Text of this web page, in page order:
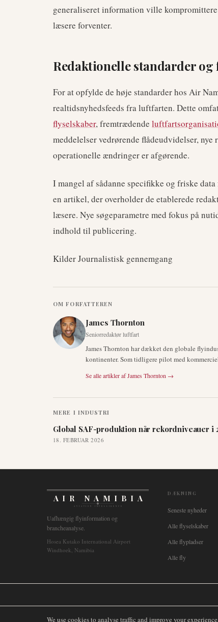
generaliseret information ville
læsere forventer.
Redaktionelle standarder
For at opfylde de høje standarder hos Air
realtidsnyhedsfeeds fra luftfarten. Dette
flyselskaber, fremtrædende
meddelelser vedrørende flådeudvidelser,
operationelle ændringer er afgørende.
I mangel af sådanne specifikke og friske
en artikel, der overholder de etablerede
læsere. Nye søgeparametre med fokus på
indhold til publicering.
Kilder Journalistisk gennemgang
OM FORFATTEREN
James Thornton
Seniorredaktør luftfart
James Thornton har dækket den globale
kontinenter. Som tidligere pilot med
Se alle artikler afJames Thornton →
MERE I INDUSTRI
Global SAF-produktion når rekordniveauer i
18. FEBRUAR 2026
AIR NAMIBIA
AVIATION INTELLIGENCE
Uafhængig flyinformation og
brancheanalyse.
Hosea Kutako International Airport
Windhoek, Namibia
DÆKNING
Seneste nyheder
Alle flyselskaber
Alle flypladser
Alle fly
We use cookies to analyse traffic and improve your